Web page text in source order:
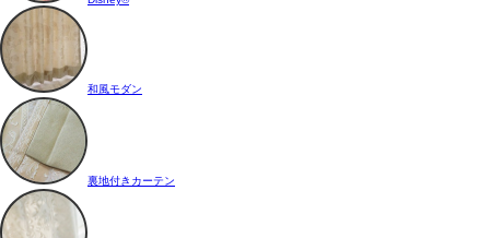
和風モダン
裏地付きカーテン